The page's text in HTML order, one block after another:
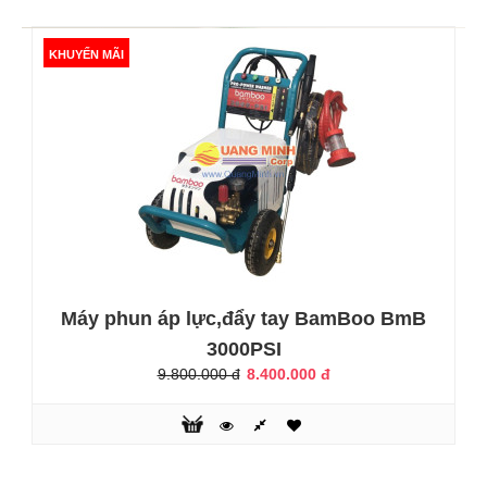
Mạnh mẽ với động cơ 4 thì 1 xilanh, GX35 là động cơ chính
hãng Honda Thái Lan đáp ứng các tiêu chuẩn ưu tiên của
người tiêu dùng: mạnh mẽ, bền đẹp, dễ khởi động, tiêu hao
ít nhiên liệu ... &..
KHUYẾN MÃI
Máy phun áp lực,đẩy tay BamBoo BmB
3000PSI
9.800.000 đ 8.400.000 đ